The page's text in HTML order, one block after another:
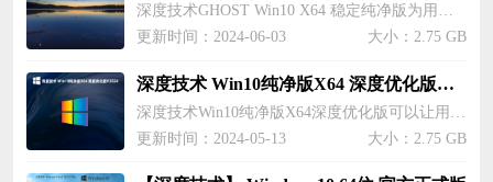
更新时间：2024-06-03
大小：2.75 GB
深度技术 Win10纯净版X64 深度优化版V2024
更新时间：2024-05-13
大小：2.75 GB